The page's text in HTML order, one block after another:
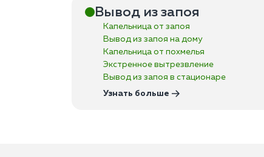
Вывод из запоя
Капельница от запоя
Вывод из запоя на дому
Капельница от похмелья
Экстренное вытрезвление
Вывод из запоя в стационаре
Узнать больше